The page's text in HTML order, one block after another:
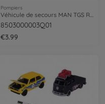
Pompiers
8503000003Q01
€3.99